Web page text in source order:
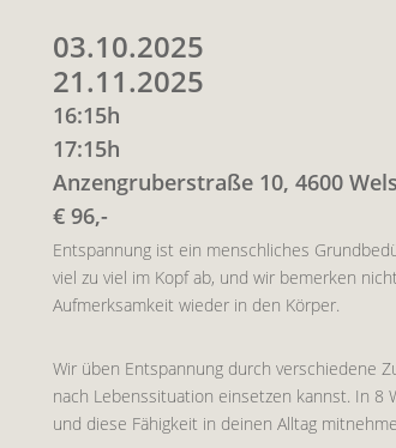
03.10.2025
21.11.2025
16:15h
17:15h
Anzengruberstraße 10, 4600 Wels
€ 96,-
Entspannung ist ein menschliches
viel zu viel im Kopf ab, und wir bemerken
Aufmerksamkeit wieder in den Körper.
Wir üben Entspannung durch verschiedene
nach Lebenssituation einsetzen kannst. In 8
und diese Fähigkeit in deinen Alltag